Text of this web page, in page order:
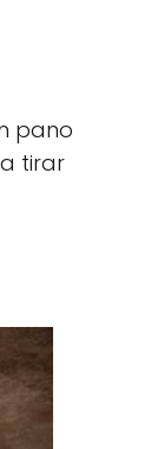
pano
tirar